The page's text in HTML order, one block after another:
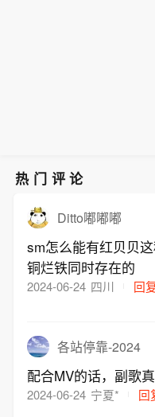
热门评论
Ditto嘟嘟嘟
sm怎么能有红贝贝
铜烂铁同时存在的
2024-06-24 四川 回
各站停靠-2024
配合MV的话，副歌
2024-06-24 宁夏* 回